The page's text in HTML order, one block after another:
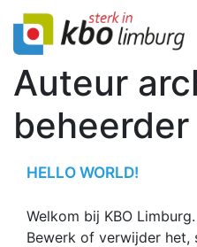
Auteur
beheerder
HELLO WORLD!
Welkom bij KBO
Bewerk of verwijder het,